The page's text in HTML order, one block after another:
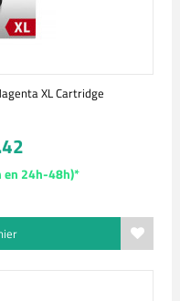
XL Cartridge
en 24h-48h)*